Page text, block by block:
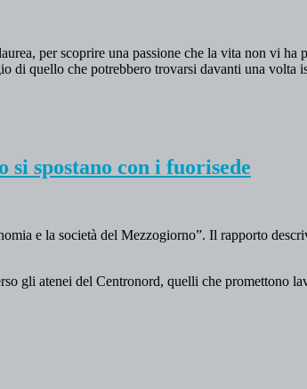
per scoprire una passione che la vita non vi ha
di quello che potrebbero trovarsi davanti una volta
spostano con i fuorisede
e la società del Mezzogiorno”. Il rapporto
gli atenei del Centronord, quelli che promettono